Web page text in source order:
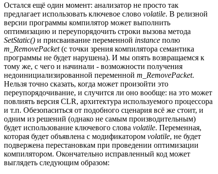
Остался ещё один момент: анализатор не просто так
предлагает использовать ключевое слово volatile. В релизной
версии программы компилятор может выполнить
оптимизацию и переупорядочить строки вызова метода
SetStatic() и присваивание переменной instance полю
m_RemovePacket(с точки зрения компилятора семантика
программы не будет нарушена). И мы опять возвращаемся к
тому же, с чего и начинали - возможности получения
недоинициализированной переменной m_RemovePacket.
Нельзя точно сказать, когда может произойти это
переупорядочивание, и случится ли оно вообще: на это может
повлиять версия CLR, архитектура используемого процессора
и т.п. Обезопаситься от подобного сценария всё же стоит, и
одним из решений (однако не самым производительным)
будет использование ключевого слова volatile. Переменная,
которая будет объявлена с модификатором volatile, не будет
подвержена перестановкам при проведении оптимизации
компилятором. Окончательно исправленный код может
выглядеть следующим образом: